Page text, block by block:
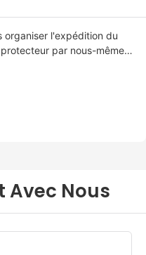
organiser l'expédition du
par nous-mêmes
Avec Nous